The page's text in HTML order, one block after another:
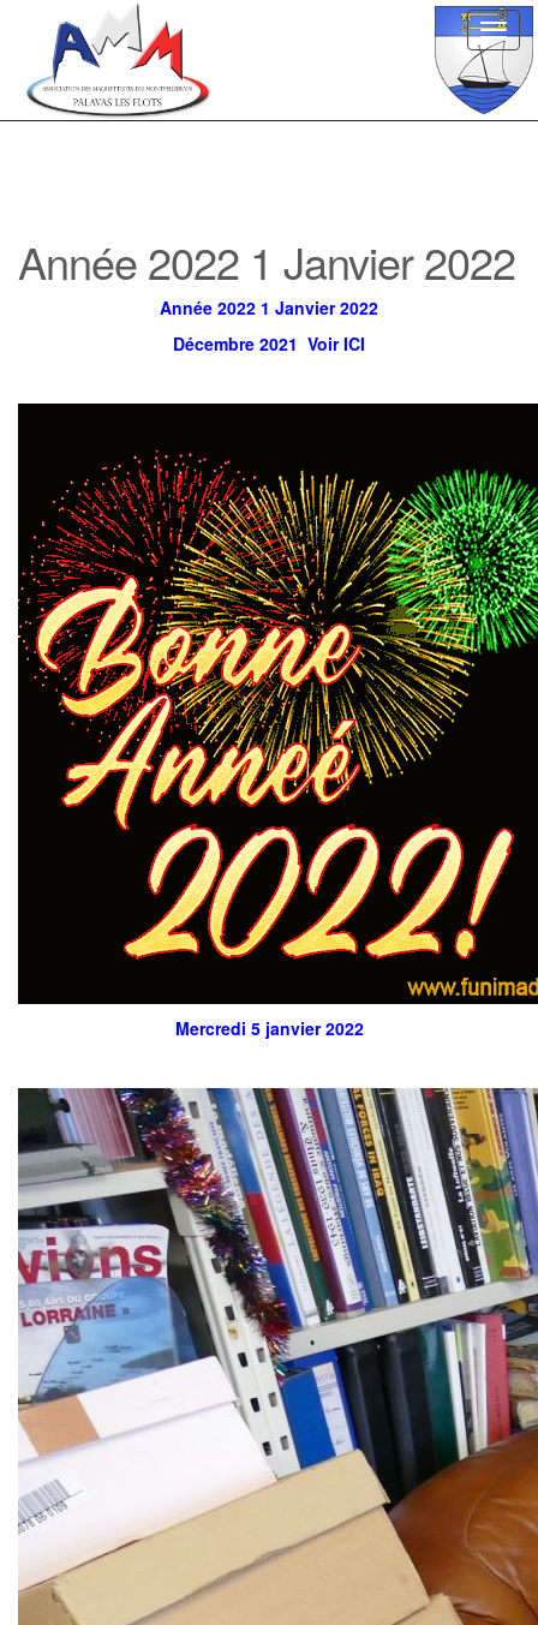
Année 2022 1 Janvier 2022
Année 2022 1 Janvier 2022
Décembre 2021 Voir ICI
Mercredi 5 janvier 2022